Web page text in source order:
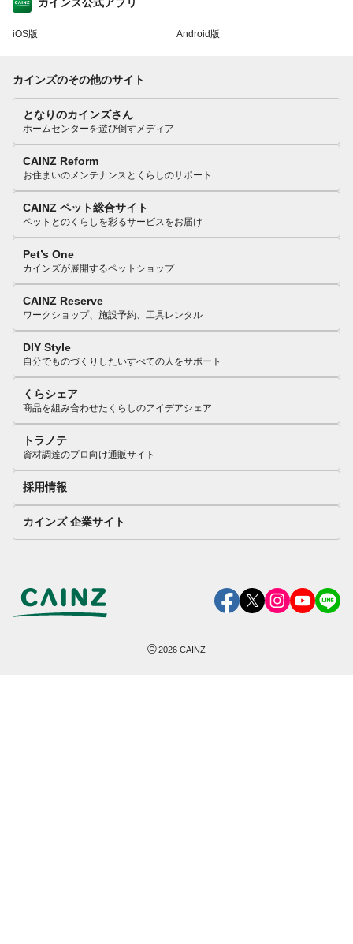
カインズ公式アプリ
iOS版 Android版
カインズのその他のサイト
となりのカインズさん
ホームセンターを遊び倒すメディア
CAINZ Reform
お住まいのメンテナンスとくらしのサポート
CAINZ ペット総合サイト
ペットとのくらしを彩るサービスをお届け
Pet’s One
カインズが展開するペットショップ
CAINZ Reserve
ワークショップ、施設予約、工具レンタル
DIY Style
自分でものづくりしたいすべての人をサポート
くらシェア
商品を組み合わせたくらしのアイデアシェア
トラノテ
資材調達のプロ向け通販サイト
採用情報
カインズ 企業サイト
©2026 CAINZ